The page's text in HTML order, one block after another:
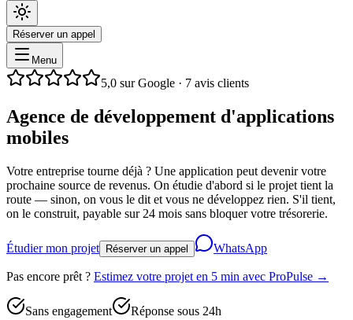
Réserver un appel
Menu
5,0 sur Google · 7 avis clients
Agence de développement d'applications
mobiles
Votre entreprise tourne déjà ? Une application peut devenir votre
prochaine source de revenus. On étudie d'abord si le projet tient la
route — sinon, on vous le dit et vous ne développez rien. S'il tient,
on le construit, payable sur 24 mois sans bloquer votre trésorerie.
Étudier mon projet Réserver un appel WhatsApp
Pas encore prêt ? Estimez votre projet en 5 min avec ProPulse →
Sans engagement Réponse sous 24h